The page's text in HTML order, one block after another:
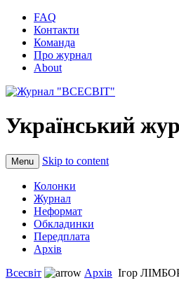
FAQ
Контакти
Команда
Про журнал
About
Український
Menu Skip to content
Колонки
Журнал
Неформат
Обкладинки
Передплата
Архів
Всесвіт
Архів Ігор